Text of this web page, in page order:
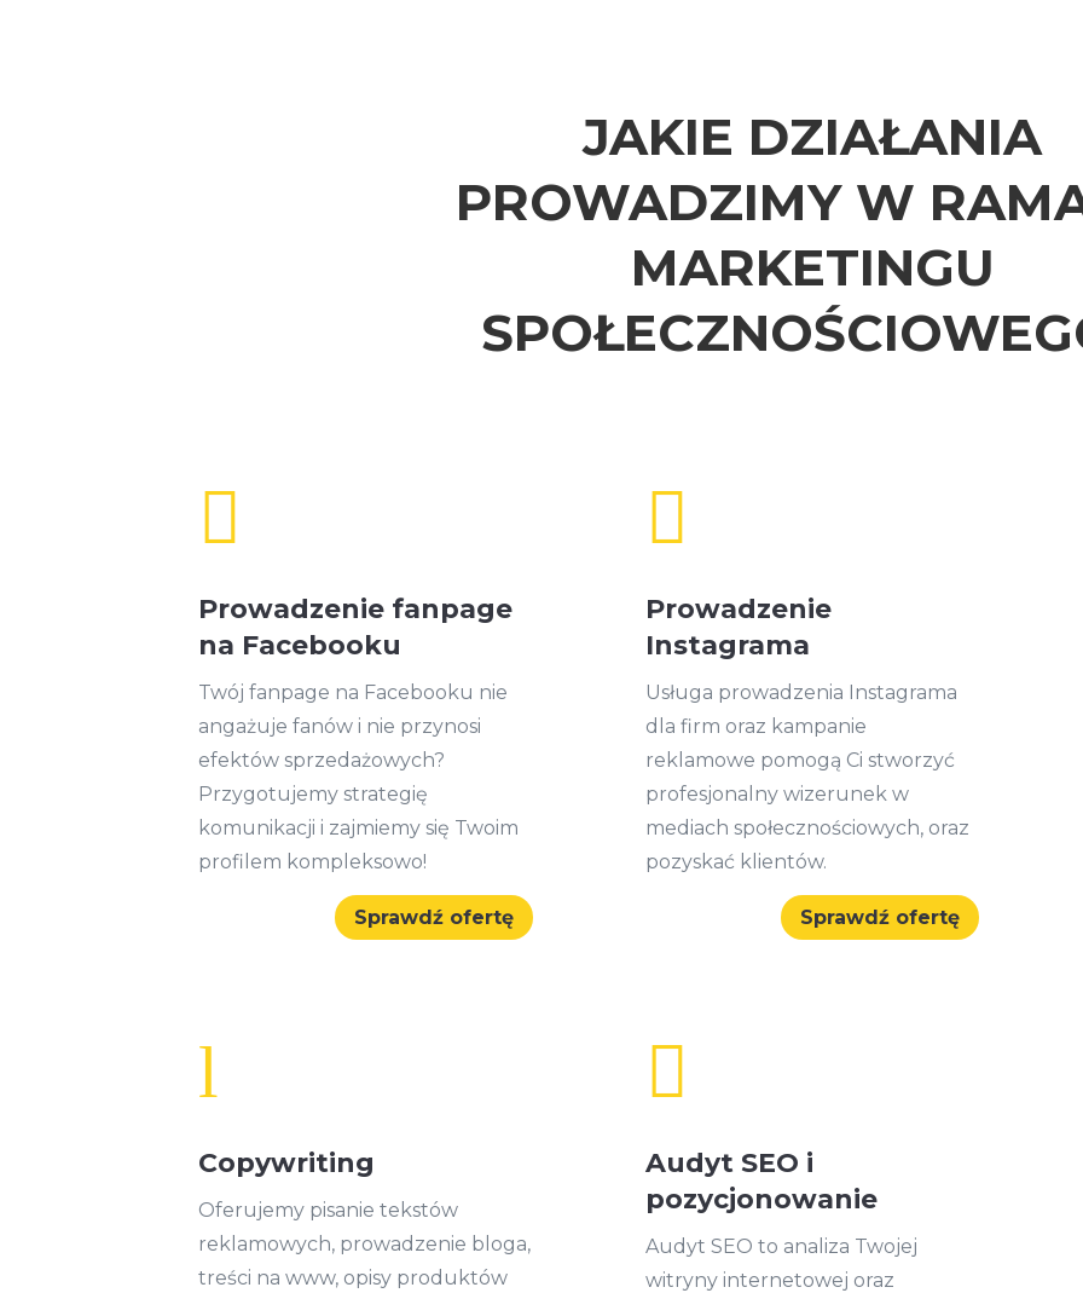
JAKIE DZIAŁANIA
PROWADZIMY W
MARKETINGU

Prowadzenie fanpage
na Facebooku
Twój fanpage na Facebooku nie
angażuje fanów i nie przynosi
efektów sprzedażowych?
Przygotujemy strategię
komunikacji i zajmiemy się Twoim
profilem kompleksowo!
Sprawdź ofertę

Prowadzenie
Instagrama
Usługa prowadzenia Instagrama
dla firm oraz kampanie
reklamowe pomogą Ci stworzyć
profesjonalny wizerunek w
mediach społecznościowych, oraz
pozyskać klientów.
Sprawdź ofertę
l
Copywriting
Oferujemy pisanie tekstów
reklamowych, prowadzenie bloga,
treści na www, opisy produktów

Audyt SEO i
pozycjonowanie
Audyt SEO to analiza Twojej
witryny internetowej oraz